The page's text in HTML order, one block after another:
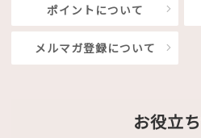
ポイントについて
メルマガ登録について
お役立